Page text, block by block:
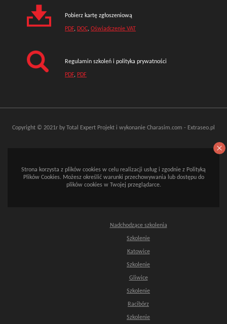
Pobierz kartę zgłoszeniową
PDF, DOC, Oświadczenie VAT
Regulamin szkoleń i polityka prywatności
PDF, PDF
Copyright © 2021r by Total Expert Projekt i wykonanie Charasim.com - Extraseo.pl
Strona korzysta z plików cookies w celu realizacji usług i zgodnie z Polityką
Plików Cookies. Możesz określić warunki przechowywania lub dostępu do
plików cookies w Twojej przeglądarce.
Nadchodzące szkolenia
Szkolenie
Katowice
Szkolenie
Gliwice
Szkolenie
Racibórz
Szkolenie